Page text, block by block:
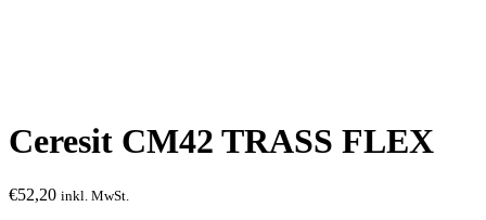
Ceresit CM42 TRASS FLEX
€52,20 inkl. MwSt.